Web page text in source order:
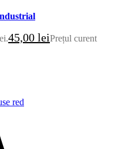
45,00 leiPrețul curent